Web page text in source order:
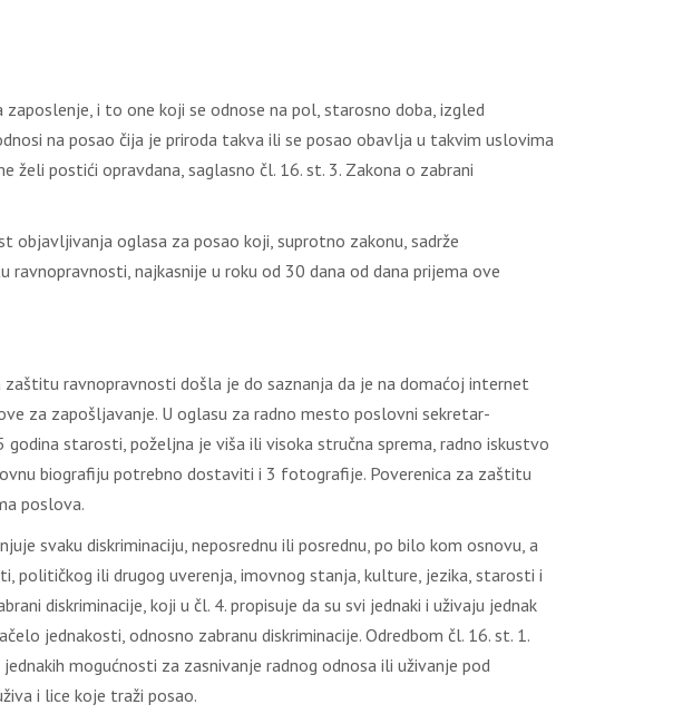
zaposlenje, i to one koji se odnose na pol, starosno doba, izgled
na posao čija je priroda takva ili se posao obavlja u takvim uslovima
postići opravdana, saglasno čl. 16. st. 3. Zakona o zabrani
objavljivanja oglasa za posao koji, suprotno zakonu, sadrže
najkasnije u roku od 30 dana od dana prijema ove
zaštitu ravnopravnosti došla je do saznanja da je na domaćoj internet
za zapošljavanje. U oglasu za radno mesto poslovni sekretar-
starosti, poželjna je viša ili visoka stručna sprema, radno iskustvo
biografiju potrebno dostaviti i 3 fotografije. Poverenica za zaštitu
poslova.
svaku diskriminaciju, neposrednu ili posrednu, po bilo kom osnovu, a
političkog ili drugog uverenja, imovnog stanja, kulture, jezika, starosti i
diskriminacije, koji u čl. 4. propisuje da su svi jednaki i uživaju jednak
jednakosti, odnosno zabranu diskriminacije. Odredbom čl. 16. st. 1.
mogućnosti za zasnivanje radnog odnosa ili uživanje pod
i lice koje traži posao.